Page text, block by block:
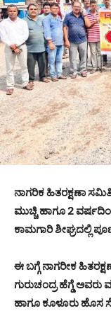
ನಾಗರಿಕ ಹಿತರಕ್ಷಣಾ
ಮುಚ್ಚಿ ಹಾಗೂ 2
ಕಾಮಗಾರಿ ಶೀಘ್ರದಲ್ಲಿ
ಈ ಬಗ್ಗೆ ನಾಗರೀಕ
ಗುರುಚಂದ್ರ ಹೆಗ್ಡೆ
ಹಾಗೂ ಕೂಳೂರು ಹೊಸ